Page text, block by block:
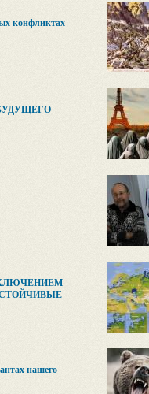
конфликтах
нашего